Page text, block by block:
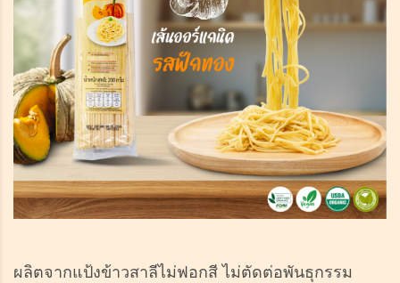
ผลิตจากแป้งข้าวสาลีไม่ฟอกสี ไม่ตัดต่อพันธุกรรม